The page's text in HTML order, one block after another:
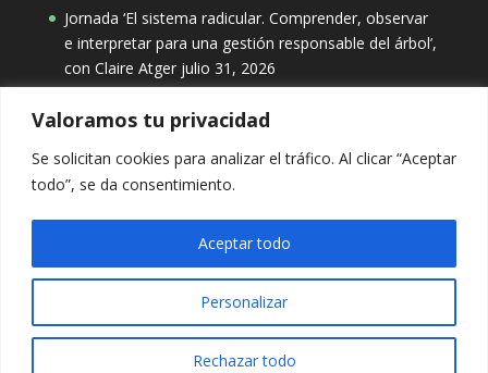
Valoramos tu privacidad
Se solicitan cookies para analizar el tráfico. Al clicar “Aceptar
todo”, se da consentimiento.
Personalizar
Rechazar todo
Aceptar todo
Jornada ‘El sistema radicular. Comprender, observar
e interpretar para una gestión responsable del árbol’,
con Claire Atger julio 31, 2026
Categorías
Política de Privacidad